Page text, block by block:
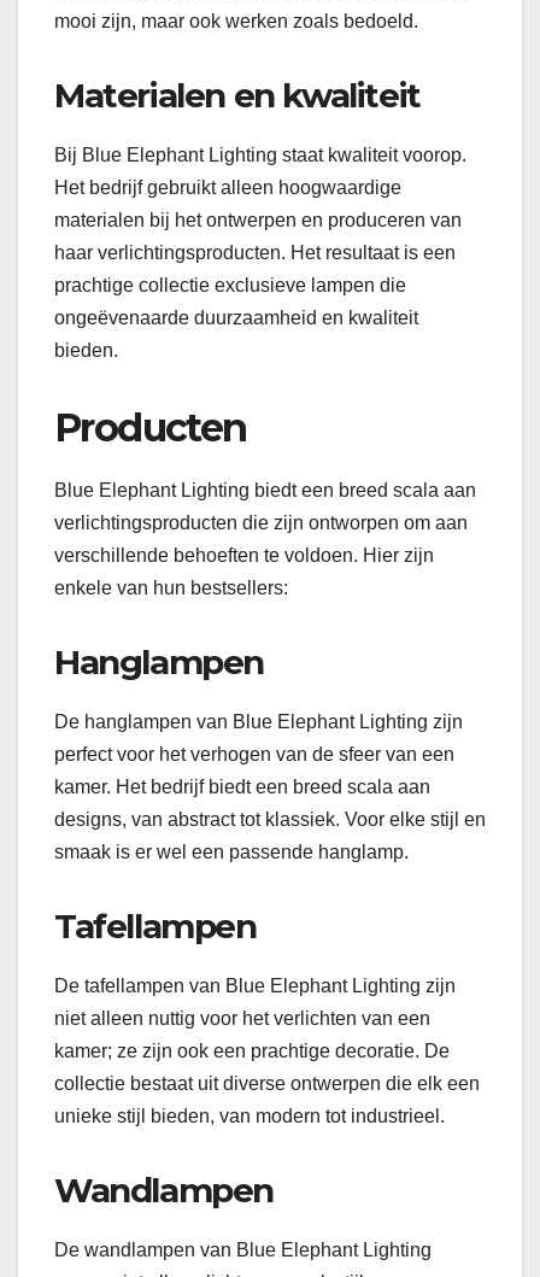
mooi zijn, maar ook werken zoals bedoeld.
Materialen en kwaliteit
Bij Blue Elephant Lighting staat kwaliteit voorop.
Het bedrijf gebruikt alleen hoogwaardige
materialen bij het ontwerpen en produceren van
haar verlichtingsproducten. Het resultaat is een
prachtige collectie exclusieve lampen die
ongeëvenaarde duurzaamheid en kwaliteit
bieden.
Producten
Blue Elephant Lighting biedt een breed scala aan
verlichtingsproducten die zijn ontworpen om aan
verschillende behoeften te voldoen. Hier zijn
enkele van hun bestsellers:
Hanglampen
De hanglampen van Blue Elephant Lighting zijn
perfect voor het verhogen van de sfeer van een
kamer. Het bedrijf biedt een breed scala aan
designs, van abstract tot klassiek. Voor elke stijl en
smaak is er wel een passende hanglamp.
Tafellampen
De tafellampen van Blue Elephant Lighting zijn
niet alleen nuttig voor het verlichten van een
kamer; ze zijn ook een prachtige decoratie. De
collectie bestaat uit diverse ontwerpen die elk een
unieke stijl bieden, van modern tot industrieel.
Wandlampen
De wandlampen van Blue Elephant Lighting